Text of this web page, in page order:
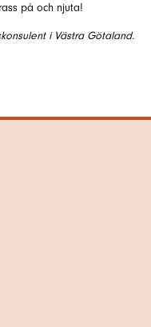
på och njuta!
i Västra Götaland.